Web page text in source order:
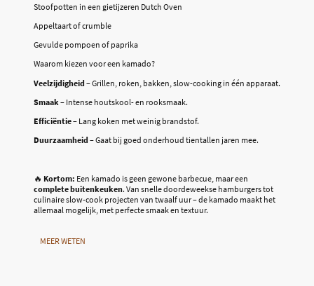
Stoofpotten in een gietijzeren Dutch Oven
Appeltaart of crumble
Gevulde pompoen of paprika
Waarom kiezen voor een kamado?
Veelzijdigheid – Grillen, roken, bakken, slow-cooking in één apparaat.
Smaak – Intense houtskool- en rooksmaak.
Efficiëntie– Lang koken met weinig brandstof.
Duurzaamheid – Gaat bij goed onderhoud tientallen jaren mee.
🔥 Kortom: Een kamado is geen gewone barbecue, maar een
complete buitenkeuken. Van snelle doordeweekse hamburgers tot
culinaire slow-cook projecten van twaalf uur – de kamado maakt het
allemaal mogelijk, met perfecte smaak en textuur.
MEER WETEN